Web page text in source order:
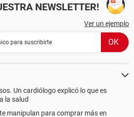
Inc.
NEWSLETTER!
Ver un ejemplo
Un cardiólogo explicó lo que es
la salud
manipulan para comprar más en